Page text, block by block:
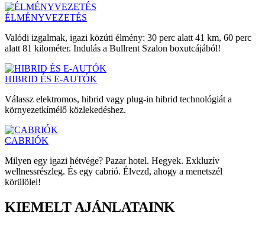
ÉLMÉNYVEZETÉS
Valódi izgalmak, igazi közúti élmény: 30 perc alatt 41 km, 60 perc
alatt 81 kilométer. Indulás a Bullrent Szalon boxutcájából!
HIBRID ÉS E-AUTÓK
Válassz elektromos, hibrid vagy plug-in hibrid technológiát a
környezetkímélő közlekedéshez.
CABRIÓK
Milyen egy igazi hétvége? Pazar hotel. Hegyek. Exkluzív
wellnessrészleg. És egy cabrió. Élvezd, ahogy a menetszél
körülölel!
KIEMELT AJÁNLATAINK